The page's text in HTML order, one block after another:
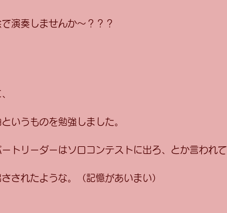
演奏しませんか〜？？？
いうものを勉強しました。
トリーダーはソロコンテストに出ろ、とか言われて
されたような。（記憶があいまい）